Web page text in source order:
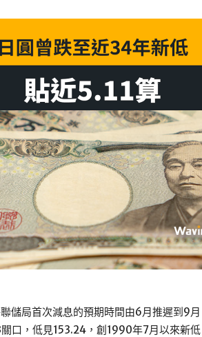
儲局首次減息的預期時間由6月推遲到9
口，低見153.24，創1990年7月以來新